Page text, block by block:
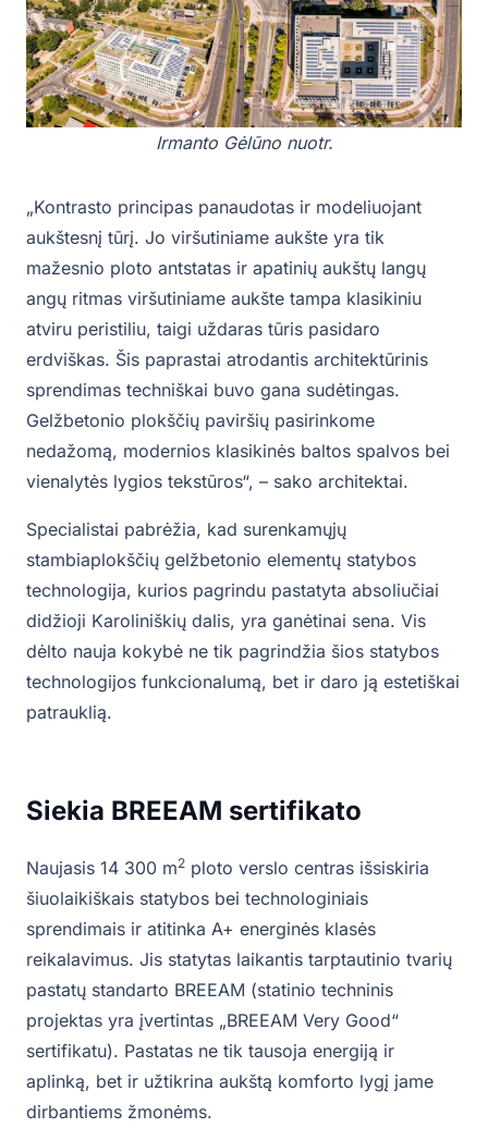
Irmanto Gėlūno nuotr.
„Kontrasto principas panaudotas ir modeliuojant
aukštesnį tūrį. Jo viršutiniame aukšte yra tik
mažesnio ploto antstatas ir apatinių aukštų langų
angų ritmas viršutiniame aukšte tampa klasikiniu
atviru peristiliu, taigi uždaras tūris pasidaro
erdviškas. Šis paprastai atrodantis architektūrinis
sprendimas techniškai buvo gana sudėtingas.
Gelžbetonio plokščių paviršių pasirinkome
nedažomą, modernios klasikinės baltos spalvos bei
vienalytės lygios tekstūros“, – sako architektai.
Specialistai pabrėžia, kad surenkamųjų
stambiaplokščių gelžbetonio elementų statybos
technologija, kurios pagrindu pastatyta absoliučiai
didžioji Karoliniškių dalis, yra ganėtinai sena. Vis
dėlto nauja kokybė ne tik pagrindžia šios statybos
technologijos funkcionalumą, bet ir daro ją estetiškai
patrauklią.
Siekia BREEAM sertifikato
Naujasis 14 300 m2 ploto verslo centras išsiskiria
šiuolaikiškais statybos bei technologiniais
sprendimais ir atitinka A+ energinės klasės
reikalavimus. Jis statytas laikantis tarptautinio tvarių
pastatų standarto BREEAM (statinio techninis
projektas yra įvertintas „BREEAM Very Good“
sertifikatu). Pastatas ne tik tausoja energiją ir
aplinką, bet ir užtikrina aukštą komforto lygį jame
dirbantiems žmonėms.